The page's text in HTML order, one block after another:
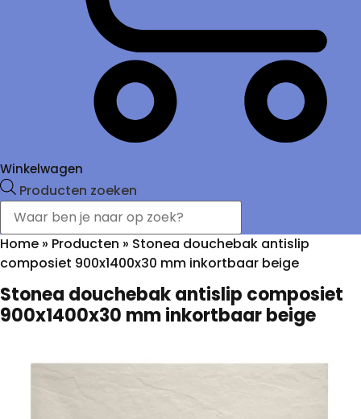
Winkelwagen
Producten zoeken
Home » Producten » Stonea douchebak antislip
composiet 900x1400x30 mm inkortbaar beige
Stonea douchebak antislip composiet
900x1400x30 mm inkortbaar beige